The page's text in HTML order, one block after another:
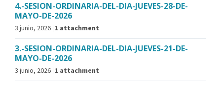
4.-SESION-ORDINARIA-DEL-DIA-JUEVES-28-DE-
MAYO-DE-2026
3 junio, 2026 1 attachment
3.-SESION-ORDINARIA-DEL-DIA-JUEVES-21-DE-
MAYO-DE-2026
3 junio, 2026 1 attachment